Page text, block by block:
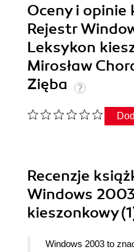
Oceny i opinie
Rejestr
Leksykon
Mirosław
Zięba
Recenzje
Windows
kieszonkowy
Windows 2003 to